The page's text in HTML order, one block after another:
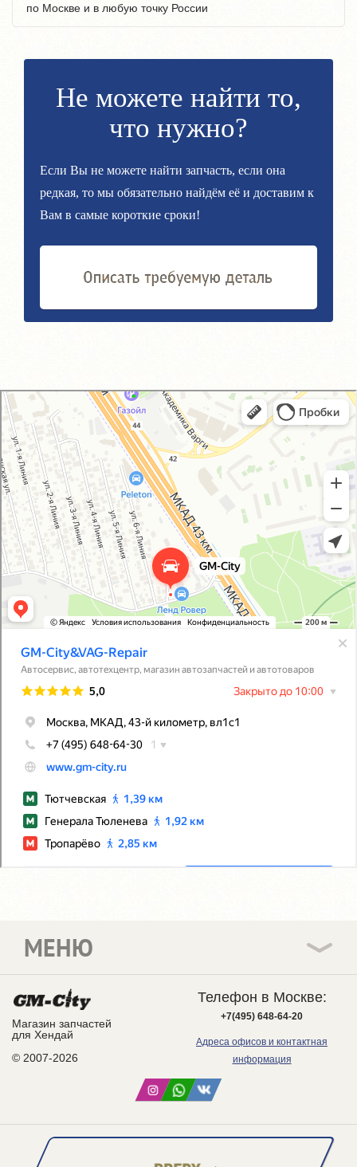
по Москве и в любую точку России
Не можете найти то,
что нужно?
Если Вы не можете найти запчасть, если она
редкая, то мы обязательно найдём её и доставим к
Вам в самые короткие сроки!
GM-City&VAG-Repair
Автосервис, автотехцентр в Москве
Магазин автозапчастей и автотоваров в Москве
Магазин запчастей
для Хендай
© 2007-2026
МЕНЮ
Телефон в Москве:
+7(495) 648-64-20
Адреса офисов и контактная
информация